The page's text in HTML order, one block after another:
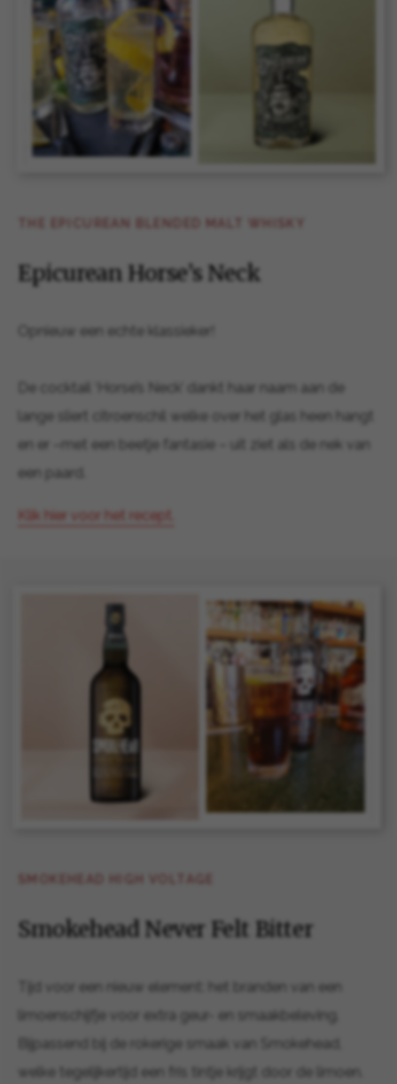
Epicurean Horse’s Neck
Opnieuw een echte klassieker!
De cocktail ‘Horse’s Neck’ dankt haar naam aan de
lange sliert citroenschil welke over het glas heen hangt
en er –met een beetje fantasie – uit ziet als de nek van
een paard.
Klik hier voor het recept.
Smokehead Never Felt Bitter
Tijd voor een nieuw element: het branden van een
limoenschijfje voor extra geur- en smaakbeleving.
Bijpassend bij de rokerige smaak van Smokehead,
welke tegelijkertijd een fris tintje krijgt door de limoen.